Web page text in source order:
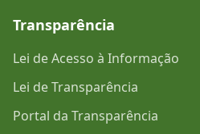
Transparência
Lei de Acesso à Informação
Lei de Transparência
Portal da Transparência